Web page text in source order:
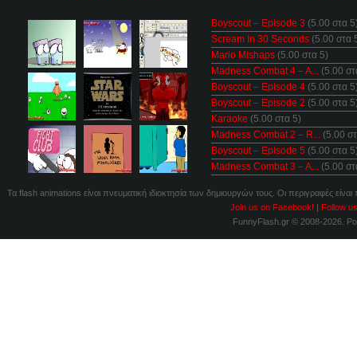
Boyscout – Episode 3 (5.00 στα
Scream In 30 Seconds (5.00 στα
Mario Mishaps (5.00 στα 5)
Madness Combat 4 – A... (5.00
Boyscout – Episode 4 (5.00 στα
Boyscout – Episode 2 (5.00 στα
Karaoke (5.00 στα 5)
Madness Combat 2 – R... (5.00
Boyscout – Episode 5 (5.00 στα
Madness Combat 3 – A... (5.00
Τα flash animations είναι πνευματική ιδιοκτησία των δημιουργών τους. Οι περιγραφές
Join us on Facebook! | Follow
FunnyFlash.gr © 2008-2026.